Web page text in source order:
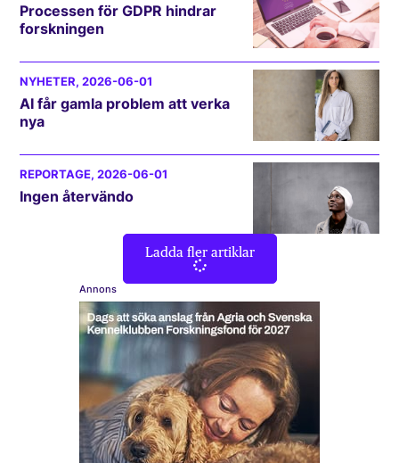
Processen för GDPR hindrar
forskningen
NYHETER, 2026-06-01
AI får gamla problem att verka
nya
REPORTAGE, 2026-06-01
Ingen återvändo
Ladda fler artiklar
Annons